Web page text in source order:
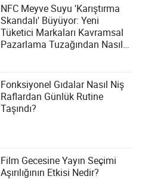
NFC Meyve Suyu 'Karıştırma
Skandalı' Büyüyor: Yeni
Tüketici Markaları Kavramsal
Pazarlama Tuzağından Nasıl
Fonksiyonel Gıdalar Nasıl Niş
Raflardan Günlük Rutine
Taşındı?
Film Gecesine Yayın Seçimi
Aşırılığının Etkisi Nedir?